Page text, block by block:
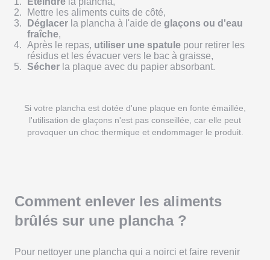
Mettre les aliments cuits de côté,
Déglacer la plancha à l'aide de glaçons ou d'eau
fraîche,
Après le repas, utiliser une spatule pour retirer les
résidus et les évacuer vers le bac à graisse,
Sécher la plaque avec du papier absorbant.
Si votre plancha est dotée d'une plaque en fonte émaillée,
l'utilisation de glaçons n'est pas conseillée, car elle peut
provoquer un choc thermique et endommager le produit.
Comment enlever les aliments
brûlés sur une plancha ?
Pour nettoyer une plancha qui a noirci et faire revenir